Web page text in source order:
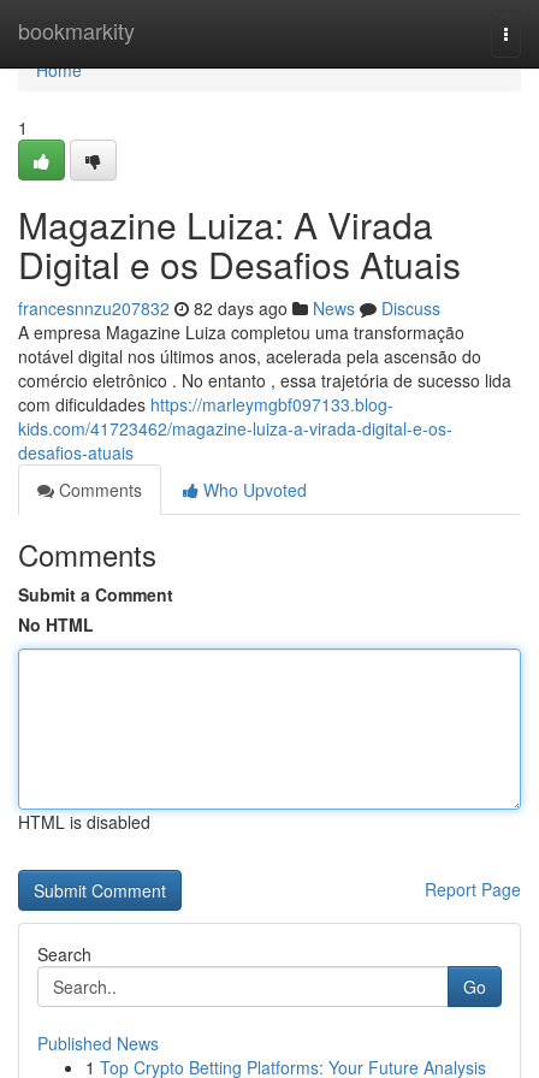
bookmarkity
Home
Home
1
Magazine Luiza: A Virada
Digital e os Desafios Atuais
francesnnzu207832 82 days ago News
Discuss
A empresa Magazine Luiza completou uma transformação
notável digital nos últimos anos, acelerada pela ascensão do
comércio eletrônico . No entanto , essa trajetória de sucesso lida
com dificuldades https://marleymgbf097133.blog-
kids.com/41723462/magazine-luiza-a-virada-digital-e-os-
desafios-atuais
Comments
Who Upvoted
Comments
Submit a Comment
No HTML
HTML is disabled
Report Page
Search
Go
Published News
1 Top Crypto Betting Platforms: Your Future Analysis